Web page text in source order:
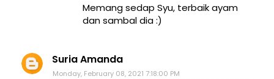
Memang sedap Syu, terbaik ayam
dan sambal dia :)
Suria Amanda
Monday, February 08, 2021 7:18:00 PM